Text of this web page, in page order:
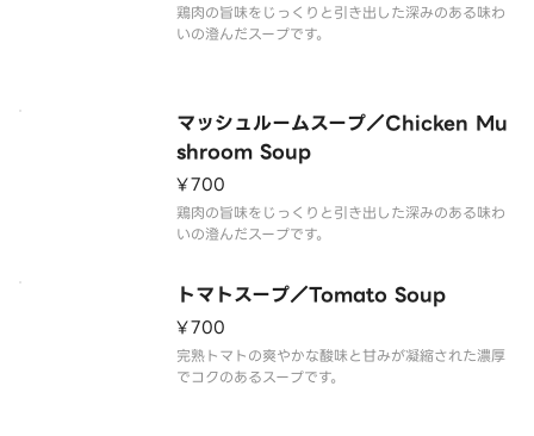
鶏肉の旨味をじっくりと引き出した深みのある味わ
いの澄んだスープです。
マッシュルームスープ／Chicken Mu
shroom Soup
¥700
鶏肉の旨味をじっくりと引き出した深みのある味わ
いの澄んだスープです。
トマトスープ／Tomato Soup
¥700
完熟トマトの爽やかな酸味と甘みが凝縮された濃厚
でコクのあるスープです。